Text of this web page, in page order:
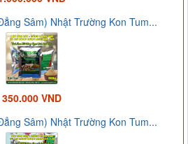
Sâm) Nhật Trường Kon Tum...
350.000 VND
Sâm) Nhật Trường Kon Tum...